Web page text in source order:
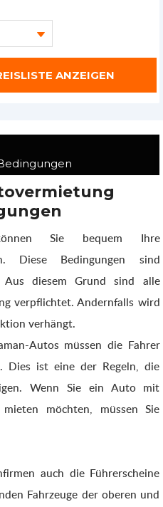
Sie bequem Ihre
Diese Bedingungen sind
Aus diesem Grund sind alle
verpflichtet. Andernfalls wird
verhängt.
Autos müssen die Fahrer
Dies ist eine der Regeln, die
Wenn Sie ein Auto mit
möchten, müssen Sie
auch die Führerscheine
Fahrzeuge der oberen und